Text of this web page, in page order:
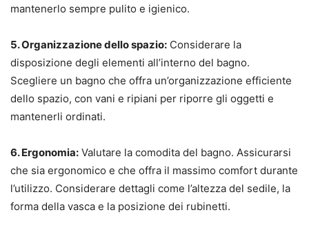
mantenerlo sempre pulito e igienico.
5. Organizzazione dello spazio: Considerare la
disposizione degli elementi all’interno del bagno.
Scegliere un bagno che offra un’organizzazione efficiente
dello spazio, con vani e ripiani per riporre gli oggetti e
mantenerli ordinati.
6. Ergonomia: Valutare la comodita del bagno. Assicurarsi
che sia ergonomico e che offra il massimo comfort durante
l’utilizzo. Considerare dettagli come l’altezza del sedile, la
forma della vasca e la posizione dei rubinetti.